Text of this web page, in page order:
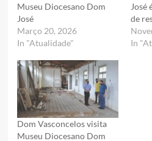
Museu Diocesano Dom
José
Março 20, 2026
In "Atualidade"
José
de
In
Dom Vasconcelos visita
Museu Diocesano Dom